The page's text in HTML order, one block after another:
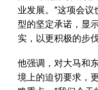
业发展。”这项会
型的坚定承诺，显
实，以更积极的步
他强调，对大马和
境上的迫切要求，